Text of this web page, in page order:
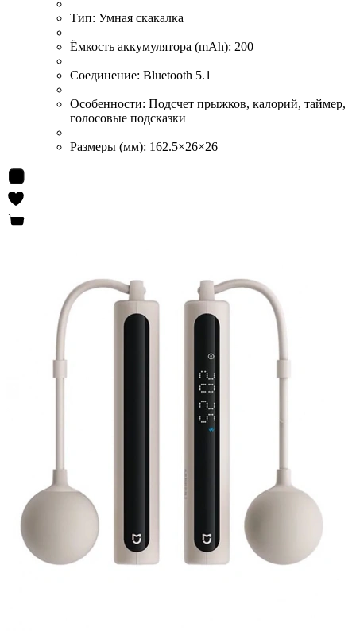
Тип: Умная скакалка
Ёмкость аккумулятора (mAh): 200
Соединение: Bluetooth 5.1
Особенности: Подсчет прыжков, калорий, таймер,
голосовые подсказки
Размеры (мм): 162.5×26×26